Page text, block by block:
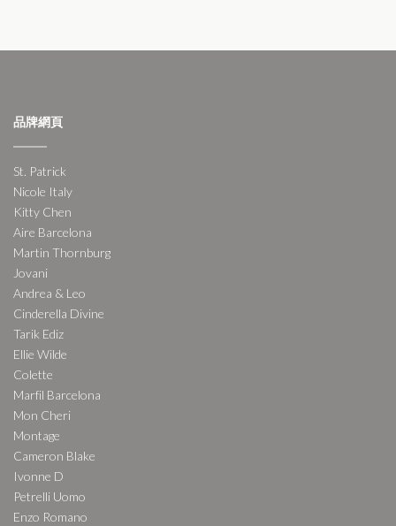
品牌網頁
St. Patrick
Nicole Italy
Kitty Chen
Aire Barcelona
Martin Thornburg
Jovani
Andrea & Leo
Cinderella Divine
Tarik Ediz
Ellie Wilde
Colette
Marfil Barcelona
Mon Cheri
Montage
Cameron Blake
Ivonne D
Petrelli Uomo
Enzo Romano